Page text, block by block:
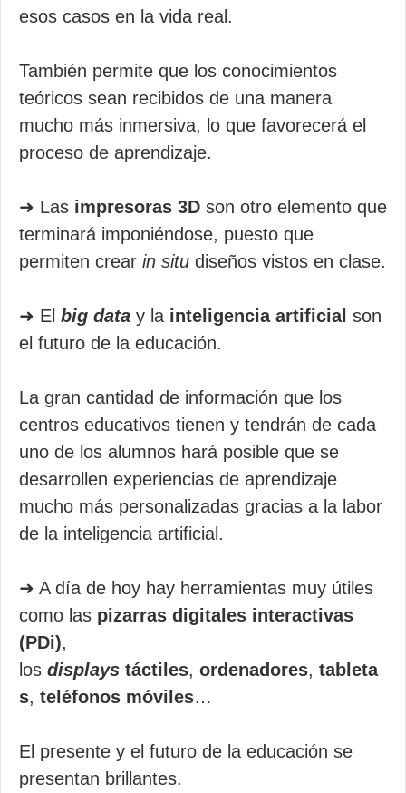
esos casos en la vida real.
También permite que los conocimientos
teóricos sean recibidos de una manera
mucho más inmersiva, lo que favorecerá el
proceso de aprendizaje.
➜ Las impresoras 3D son otro elemento que
terminará imponiéndose, puesto que
permiten crear in situ diseños vistos en clase.
➜ El big data y la inteligencia artificial son
el futuro de la educación.
La gran cantidad de información que los
centros educativos tienen y tendrán de cada
uno de los alumnos hará posible que se
desarrollen experiencias de aprendizaje
mucho más personalizadas gracias a la labor
de la inteligencia artificial.
➜ A día de hoy hay herramientas muy útiles
como las pizarras digitales interactivas
(PDi),
los displays táctiles, ordenadores, tableta
s, teléfonos móviles…
El presente y el futuro de la educación se
presentan brillantes.